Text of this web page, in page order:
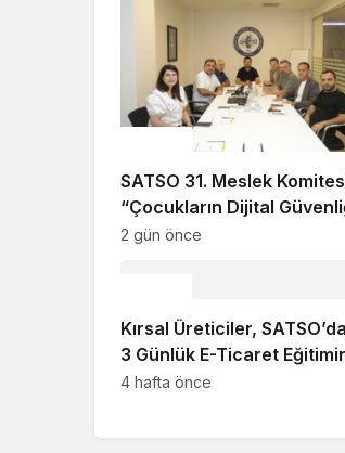
SATSO 31. Meslek
“Çocukların Dijital
Öncelik Olmalı”
2 gün önce
Kırsal Üreticiler,
3 Günlük E-Ticaret
Başarıyla Tamamladı
4 hafta önce